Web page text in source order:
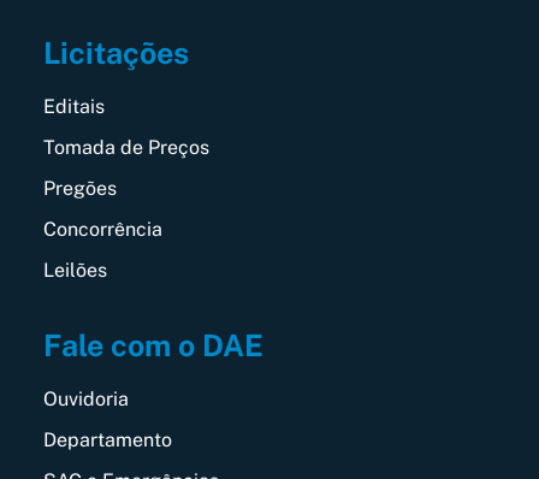
Licitações
Editais
Tomada de Preços
Pregões
Concorrência
Leilões
Fale com o DAE
Ouvidoria
Departamento